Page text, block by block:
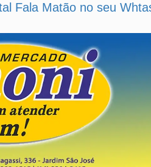
Fala Matão no seu